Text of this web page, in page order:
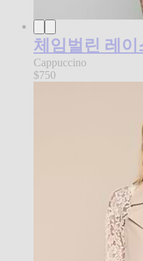
체임벌린 레이
Cappuccino
$750